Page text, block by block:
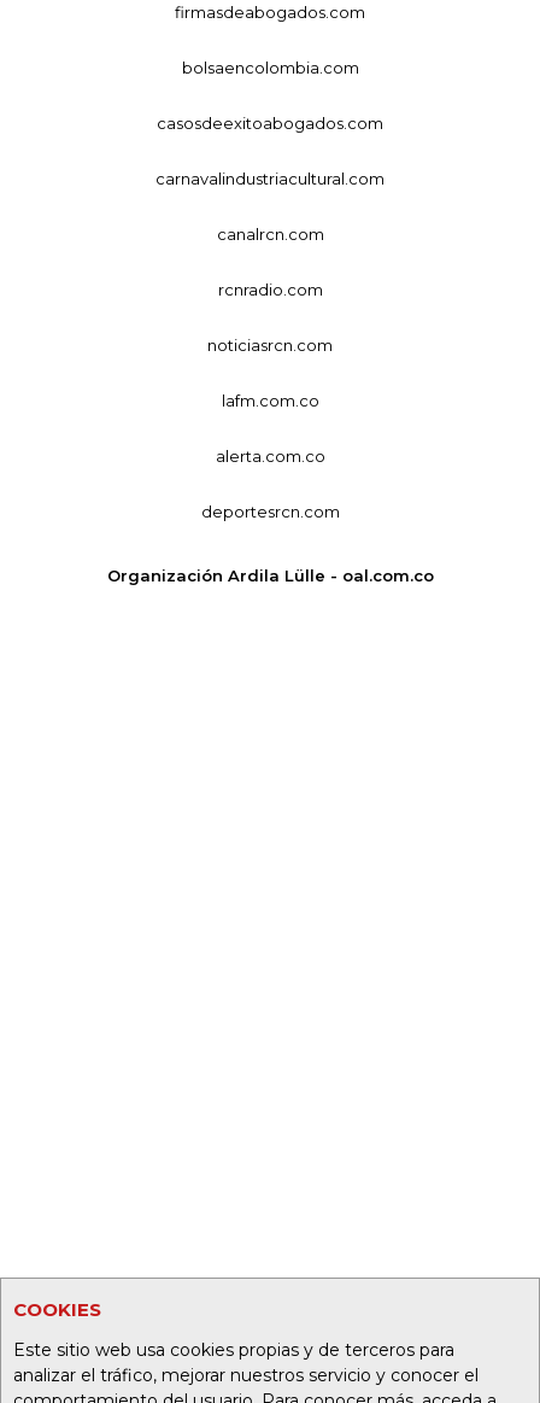
COOKIES
Este sitio web usa cookies propias y de terceros para
analizar el tráfico, mejorar nuestros servicio y conocer el
firmasdeabogados.com
bolsaencolombia.com
casosdeexitoabogados.com
carnavalindustriacultural.com
canalrcn.com
rcnradio.com
noticiasrcn.com
lafm.com.co
alerta.com.co
deportesrcn.com
Organización Ardila Lülle - oal.com.co